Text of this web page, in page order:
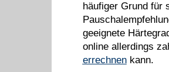
häufiger Grund für
geeignete
online allerdings
errechnenkann.